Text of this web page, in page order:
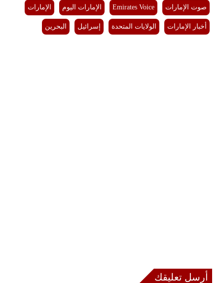
صوت الإمارات Emirates Voice الإمارات اليوم الإمارات
أخبار الإمارات الولايات المتحدة إسرائيل البحرين
أرسل تعليقك